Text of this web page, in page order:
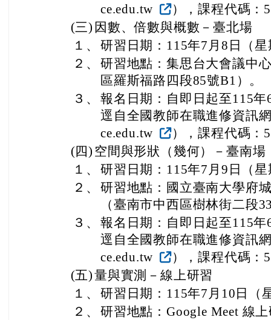
ce.edu.tw
），課程代碼：
(三) 因數、倍數與概數－臺北場
１、 研習日期：115年7月8日（
２、 研習地點：集思台大會議中
區羅斯福路四段85號B1）。
３、 報名日期：自即日起至115
逕自全國教師在職進修資訊
ce.edu.tw
），課程代碼：
(四) 空間與形狀（幾何）－臺南場
１、 研習日期：115年7月9日（
２、 研習地點：國立臺南大學府
（臺南市中西區樹林街二段
３、 報名日期：自即日起至115
逕自全國教師在職進修資訊
ce.edu.tw
），課程代碼：
(五)量與實測－線上研習
１、 研習日期：115年7月10日（
２、 研習地點：Google Meet 線